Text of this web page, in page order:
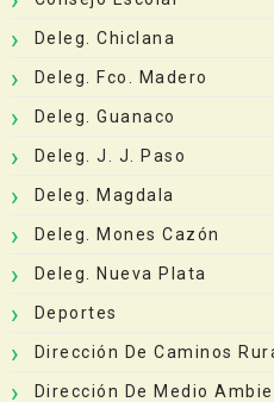
Deleg. Chiclana
Deleg. Fco. Madero
Deleg. Guanaco
Deleg. J. J. Paso
Deleg. Magdala
Deleg. Mones Cazón
Deleg. Nueva Plata
Deportes
Dirección De Caminos
Dirección De Medio